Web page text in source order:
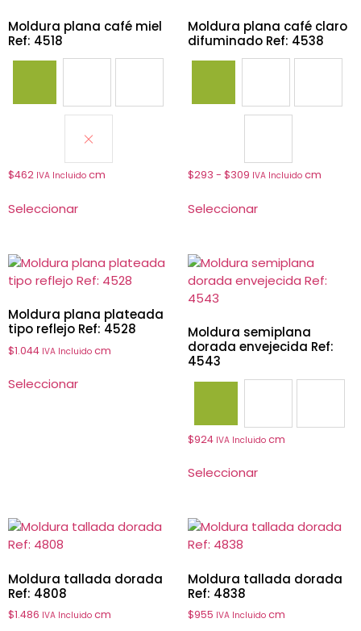
Moldura plana café miel
Ref: 4518
4522
$462 IVA Incluido cm
Seleccionar
Moldura plana café claro
difuminado Ref: 4538
$293 - $309 IVA Incluidocm
Seleccionar
Moldura plana plateada
tipo reflejo Ref: 4528
$1.044 IVA Incluido cm
Seleccionar
Moldura semiplana
dorada envejecida Ref:
4543
$924 IVA Incluidocm
Seleccionar
Moldura tallada dorada
Ref: 4808
$1.486 IVA Incluido cm
Moldura tallada dorada
Ref: 4838
$955 IVA Incluidocm